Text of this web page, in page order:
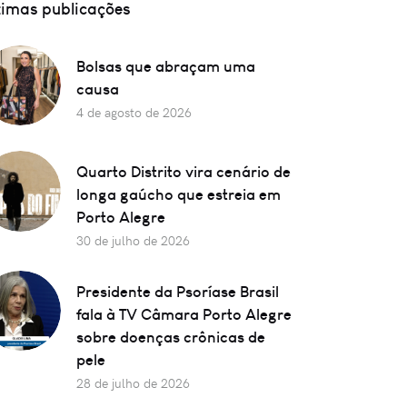
publicações
Bolsas que abraçam uma
causa
4 de agosto de 2026
Quarto Distrito vira cenário de
longa gaúcho que estreia em
Porto Alegre
30 de julho de 2026
Presidente da Psoríase Brasil
fala à TV Câmara Porto Alegre
sobre doenças crônicas de
pele
28 de julho de 2026